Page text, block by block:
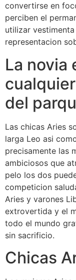
convertirse en
perciben el
utilizar
representacion
La novia
del
Las chicas Aries
larga Leo asi­
precisamente las
ambiciosos que
pelo los dos
competicion
Aries y varones
extrovertida y el
todo el mundo
sin sacrificio.
Chicas